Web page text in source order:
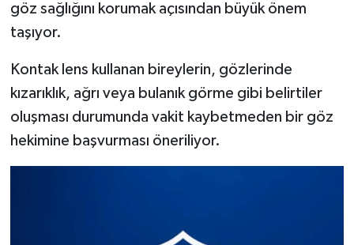
göz sağlığını korumak açısından büyük önem
taşıyor.
Kontak lens kullanan bireylerin, gözlerinde
kızarıklık, ağrı veya bulanık görme gibi belirtiler
oluşması durumunda vakit kaybetmeden bir göz
hekimine başvurması öneriliyor.